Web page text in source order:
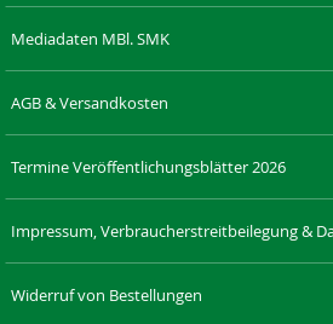
Mediadaten MBl. SMK
AGB & Versandkosten
Termine Veröffentlichungsblätter 2026
Impressum, Verbraucherstreitbeilegung &
Widerruf von Bestellungen